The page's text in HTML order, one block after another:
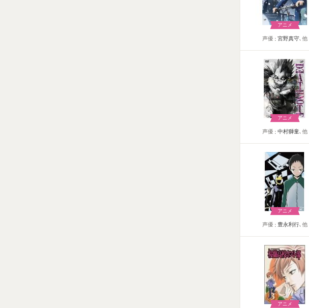
アニメ
声優 宮野真守､他
アニメ
声優 中村獅童､他
アニメ
声優 豊永利行､他
アニメ